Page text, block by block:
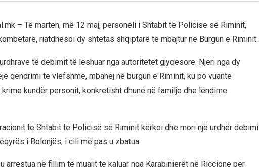
– Të martën, më 12 maj, personeli i Shtabit të Policisë së Riminit,
riatdhesoi dy shtetas shqiptarë të mbajtur në Burgun e Riminit.
të dëbimit të lëshuar nga autoritetet gjyqësore. Njëri nga dy
qëndrimi të vlefshme, mbahej në burgun e Riminit, ku po vuante
kundër personit, konkretisht dhunë në familje dhe lëndime
të Shtabit të Policisë së Riminit kërkoi dhe mori një urdhër dëbimi
i Bolonjës, i cili më pas u zbatua.
arrestua në fillim të muajit të kaluar nga Karabinierët në Riccione për